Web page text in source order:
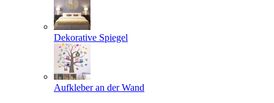
Dekorative Spiegel
Aufkleber an der Wand